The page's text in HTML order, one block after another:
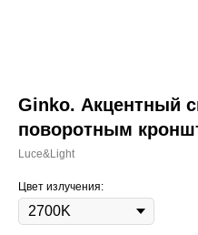
Ginko. Акцентный
поворотным
Luce&Light
Цвет излучения: